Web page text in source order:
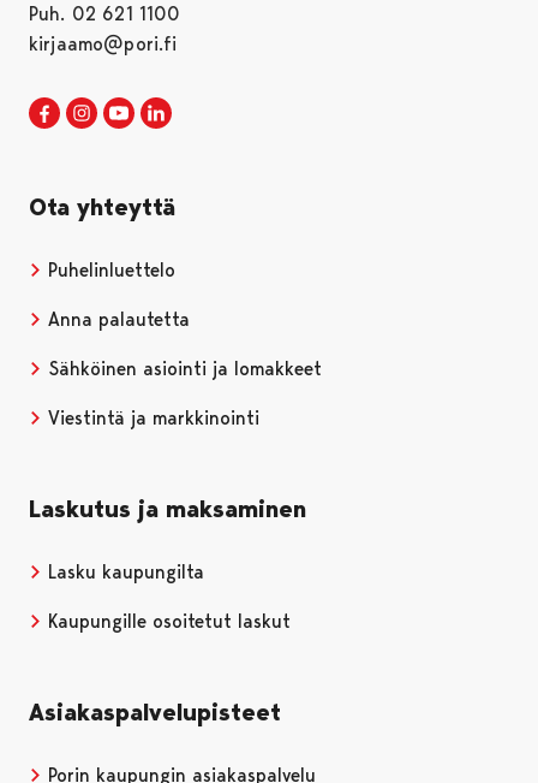
Puh. 02 621 1100
kirjaamo@pori.fi
Porin kaupunki Facebookissa
Avautuu uudessa välilehdessä
Porin kaupunki Instagramissa
Avautuu uudessa välilehdessä
Porin kaupunki Youtubessa
Avautuu uudessa välilehdessä
Ota yhteyttä
Puhelinluettelo
Anna palautetta
Sähköinen asiointi ja lomakkeet
Viestintä ja markkinointi
Laskutus ja maksaminen
Lasku kaupungilta
Kaupungille osoitetut laskut
Asiakaspalvelupisteet
Porin kaupungin asiakaspalvelu